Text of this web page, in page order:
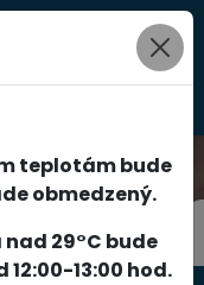
teplotám bude
obmedzený.
29°C bude
13:00 hod.